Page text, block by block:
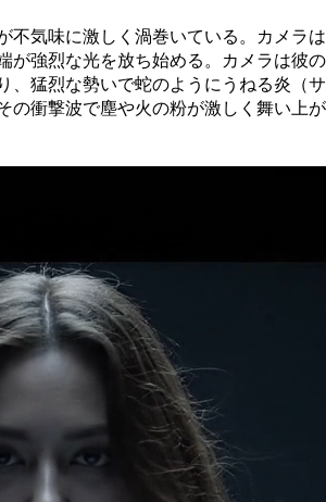
気味に激しく渦巻いている。カメラ
強烈な光を放ち始める。カメラは彼
猛烈な勢いで蛇のようにうねる炎（
衝撃波で塵や火の粉が激しく舞い上